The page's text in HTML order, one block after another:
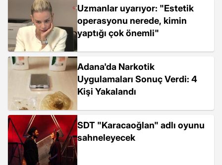
Uzmanlar uyarıyor: "Estetik
operasyonu nerede, kimin
yaptığı çok önemli"
Adana'da Narkotik
Uygulamaları Sonuç Verdi: 4
Kişi Yakalandı
SDT "Karacaoğlan" adlı oyunu
sahneleyecek